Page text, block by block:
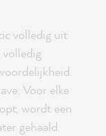
volledig uit
Voor elke
wordt een
gehaald.